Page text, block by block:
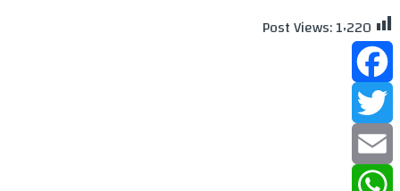
Post Views:1٬220
Facebook
Twitter
Email